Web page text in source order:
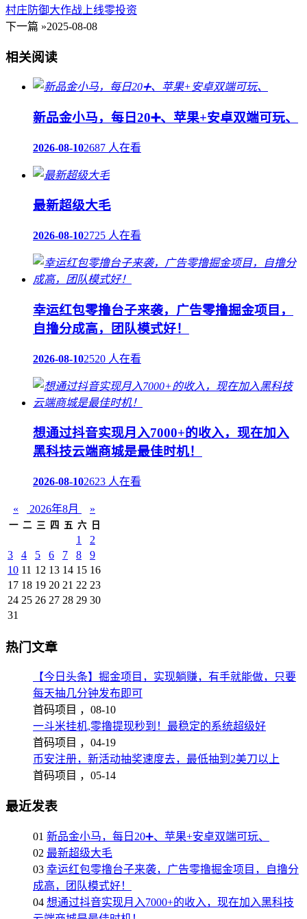
村庄防御大作战上线零投资
下一篇 »2025-08-08
相关阅读
新品金小马，每日20➕、苹果+安卓双端可玩、
2026-08-102687 人在看
最新超级大毛
2026-08-102725 人在看
幸运红包零撸台子来袭，广告零撸掘金项目，
自撸分成高，团队模式好！
2026-08-102520 人在看
想通过抖音实现月入7000+的收入，现在加入
黑科技云端商城是最佳时机！
2026-08-102623 人在看
« 2026年8月 »
一 二 三 四 五 六 日
1
2
3
4 5 6 7 8
9
10 11 12 13 14 15 16
17 18 19 20 21 22 23
24 25 26 27 28 29 30
31
热门文章
【今日头条】掘金项目，实现躺赚，有手就能做，只要
每天抽几分钟发布即可
首码项目 ， 08-10
一斗米挂机,零撸提现秒到！最稳定的系统超级好
首码项目 ， 04-19
币安注册，新活动抽奖速度去，最低抽到2美刀以上
首码项目 ， 05-14
最近发表
01 新品金小马，每日20➕、苹果+安卓双端可玩、
02 最新超级大毛
03 幸运红包零撸台子来袭，广告零撸掘金项目，自撸分
成高，团队模式好！
04 想通过抖音实现月入7000+的收入，现在加入黑科技